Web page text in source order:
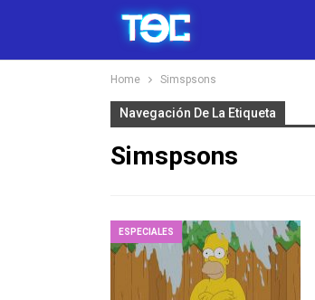
Home Simspsons
Navegación De La Etiqueta
Simspsons
ESPECIALES